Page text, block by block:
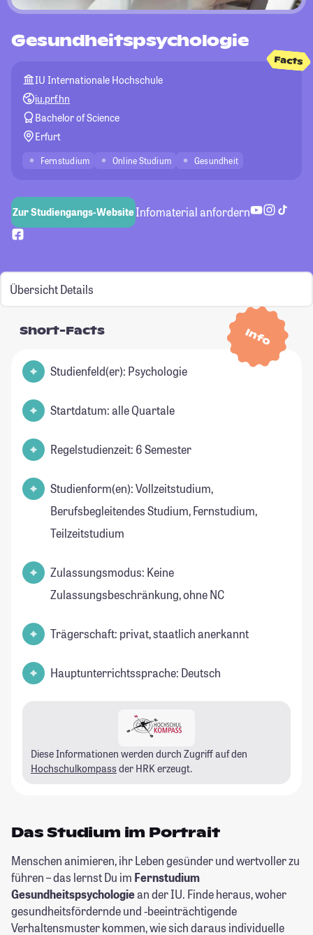
Gesundheitspsychologie
Facts
IU Internationale Hochschule
iu.prf.hn
Bachelor of Science
Erfurt
Fernstudium Online Studium Gesundheit
Zur Studiengangs-WebsiteInfomaterial anfordern
Übersicht Details
Info
Short-Facts
Studienfeld(er): Psychologie
Startdatum: alle Quartale
Regelstudienzeit: 6 Semester
Studienform(en): Vollzeitstudium,
Berufsbegleitendes Studium, Fernstudium,
Teilzeitstudium
Zulassungsmodus: Keine
Zulassungsbeschränkung, ohne NC
Trägerschaft: privat, staatlich anerkannt
Hauptunterrichtssprache: Deutsch
Diese Informationen werden durch Zugriff auf den
Hochschulkompass der HRK erzeugt.
Das Studium im Portrait
Menschen animieren, ihr Leben gesünder und wertvoller zu
führen – das lernst Du im Fernstudium
Gesundheitspsychologiean der IU. Finde heraus, woher
gesundheitsfördernde und -beeinträchtigende
Verhaltensmuster kommen, wie sich daraus individuelle